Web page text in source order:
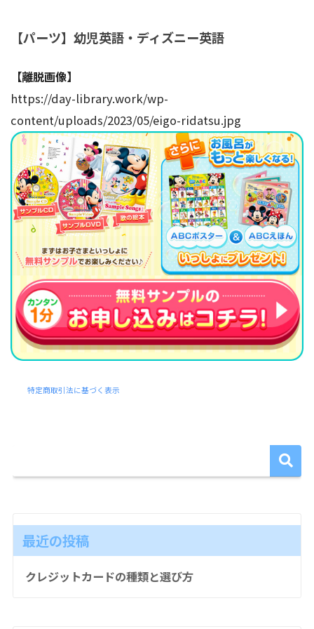
【パーツ】幼児英語・ディズニー英語
【離脱画像】
https://day-library.work/wp-
content/uploads/2023/05/eigo-ridatsu.jpg
特定商取引法に基づく表示
最近の投稿
クレジットカードの種類と選び方